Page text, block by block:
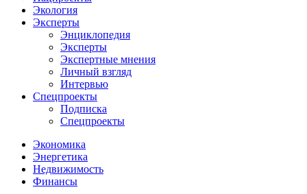
Экология
Эксперты
Энциклопедия
Эксперты
Экспертные мнения
Личный взгляд
Интервью
Спецпроекты
Подписка
Спецпроекты
Экономика
Энергетика
Недвижимость
Финансы